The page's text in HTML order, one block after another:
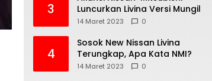
3
Luncurkan Livina Versi Mungil
14 Maret 2023 0
4
Sosok New Nissan Livina
Terungkap, Apa Kata NMI?
14 Maret 2023 0